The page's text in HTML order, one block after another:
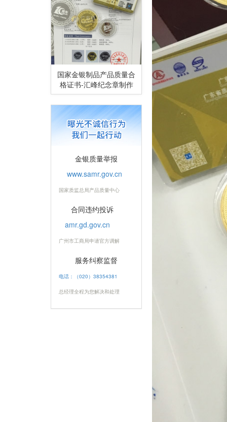
国家金银制品产品质量合
格证书-汇峰纪念章制作
金银质量举报
www.samr.gov.cn
国家质监总局产品质量中心
合同违约投诉
amr.gd.gov.cn
广州市工商局申请官方调解
服务纠察监督
电话：（020）38354381
总经理全程为您解决和处理